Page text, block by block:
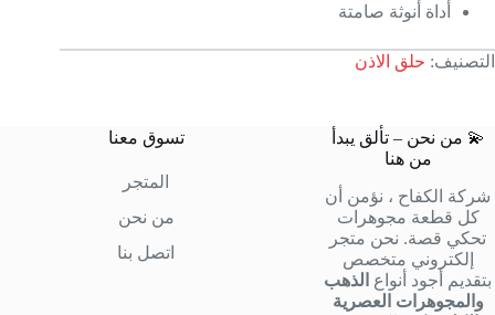
أداة أنوثة صامتة
التصنيف: حلق الاذن
💫 من نحن – تألق يبدأ
من هنا
شركة الكفاح ، نؤمن أن
كل قطعة مجوهرات
تحكي قصة. نحن متجر
إلكتروني متخصص
بتقديم أجود أنواع الذهب
والمجوهرات العصرية
تسوق معنا
المتجر
من نحن
اتصل بنا